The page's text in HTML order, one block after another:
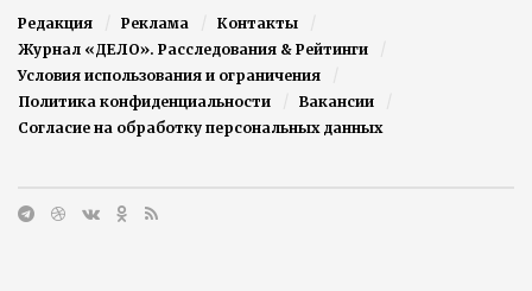
Редакция Реклама
Контакты
Журнал «ДЕЛО». Расследования & Рейтинги
Условия использования и ограничения
Политика конфиденциальности
Вакансии
Согласие на обработку персональных данных